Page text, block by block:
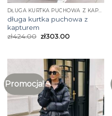
DŁUGA KURTKA PUCHOWA Z KAPTUREM
długa kurtka puchowa z
kapturem
zł424.00 zł303.00
Promocja!